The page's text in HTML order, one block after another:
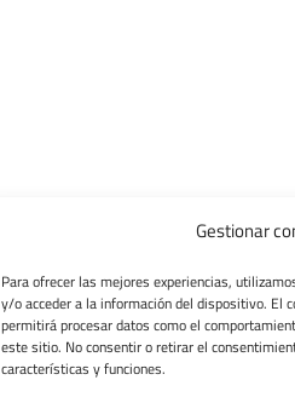
Gestionar
Para ofrecer las mejores experiencias,
y/o acceder a la información del dispositivo. El
permitirá procesar datos como el
este sitio. No consentir o retirar el
características y funciones.